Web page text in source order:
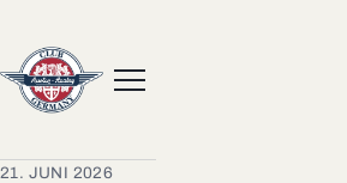
21. JUNI 2026